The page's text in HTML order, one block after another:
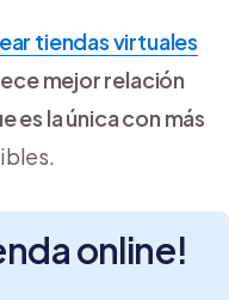
tiendas virtuales
mejor relación
la única con más
online!